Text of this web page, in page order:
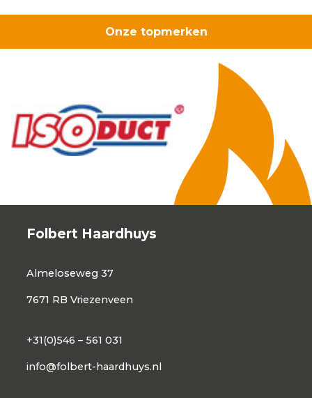
Onze topmerken
Folbert Haardhuys
Almeloseweg 37
7671 RB Vriezenveen
+31(0)546 – 561 031
info@folbert-haardhuys.nl